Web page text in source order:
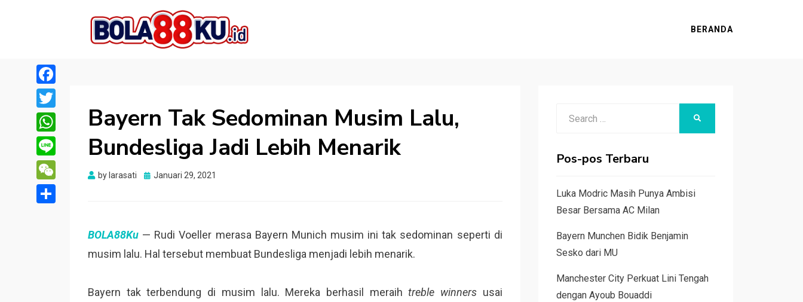
BERANDA
Bayern Tak Sedominan Musim Lalu,
Bundesliga Jadi Lebih Menarik
by larasati
Posted
Januari 29, 2021
BOLA88Ku — Rudi Voeller merasa Bayern Munich musim ini tak sedominan seperti di
musim lalu. Hal tersebut membuat Bundesliga menjadi lebih menarik.
Bayern tak terbendung di musim lalu. Mereka berhasil meraih treble winners usai
Facebook
Twitter
WhatsApp
Line
WeChat
Pos-pos Terbaru
Luka Modric Masih Punya Ambisi
Besar Bersama AC Milan
Bayern Munchen Bidik Benjamin
Sesko dari MU
Manchester City Perkuat Lini Tengah
dengan Ayoub Bouaddi